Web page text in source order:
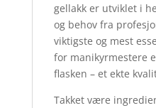
gellakk er utviklet i
og behov fra
viktigste og mest
for manikyrmestere
flasken – et ekte
Takket være